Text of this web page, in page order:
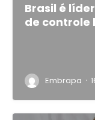
Brasil é
de controle
Embrapa ·